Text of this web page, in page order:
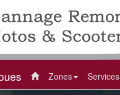
Zones Services